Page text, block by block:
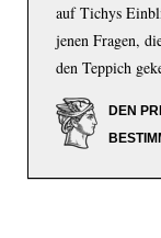
auf Tichys
jenen Fragen,
den Teppich
DEN